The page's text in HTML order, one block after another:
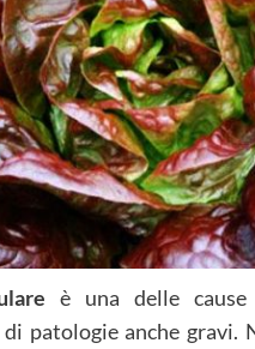
è una delle cause
di patologie anche